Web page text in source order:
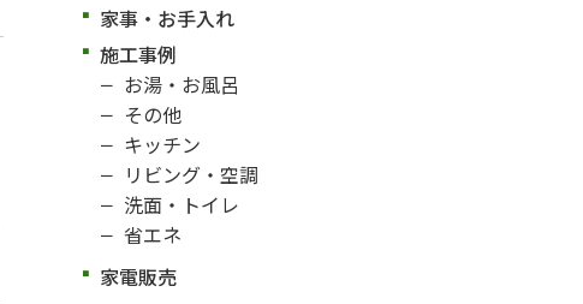
家事・お手入れ
施工事例
お湯・お風呂
その他
キッチン
リビング・空調
洗面・トイレ
省エネ
家電販売